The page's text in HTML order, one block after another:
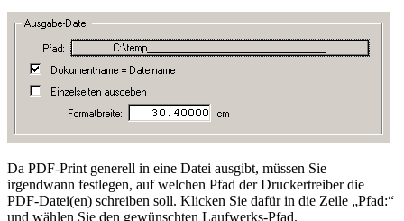
Da PDF-Print generell in eine Datei ausgibt, müssen Sie
irgendwann festlegen, auf welchen Pfad der Druckertreiber die
PDF-Datei(en) schreiben soll. Klicken Sie dafür in die Zeile
Pfad:
und wählen Sie den gewünschten Laufwerks-Pfad.